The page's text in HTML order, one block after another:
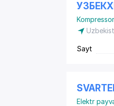
Sayt
Elektr